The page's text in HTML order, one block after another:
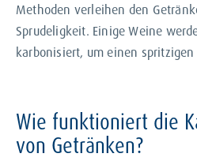
Methoden verleihen den
Sprudeligkeit. Einige Weine
karbonisiert, um einen
Wie funktioniert die
von Getränken?